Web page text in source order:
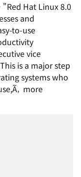
"Red Hat Linux 8.0
and
to-use
vice
is a major step
systems who
more